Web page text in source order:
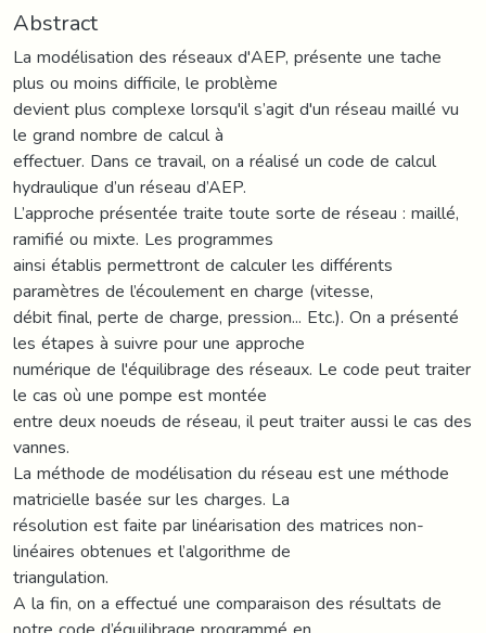
Abstract
La modélisation des réseaux d'AEP, présente une tache
plus ou moins difficile, le problème
devient plus complexe lorsqu'il s’agit d'un réseau maillé vu
le grand nombre de calcul à
effectuer. Dans ce travail, on a réalisé un code de calcul
hydraulique d’un réseau d’AEP.
L’approche présentée traite toute sorte de réseau : maillé,
ramifié ou mixte. Les programmes
ainsi établis permettront de calculer les différents
paramètres de l’écoulement en charge (vitesse,
débit final, perte de charge, pression... Etc.). On a présenté
les étapes à suivre pour une approche
numérique de l'équilibrage des réseaux. Le code peut traiter
le cas où une pompe est montée
entre deux noeuds de réseau, il peut traiter aussi le cas des
vannes.
La méthode de modélisation du réseau est une méthode
matricielle basée sur les charges. La
résolution est faite par linéarisation des matrices non-
linéaires obtenues et l’algorithme de
triangulation.
A la fin, on a effectué une comparaison des résultats de